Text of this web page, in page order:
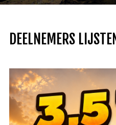
DEELNEMERS